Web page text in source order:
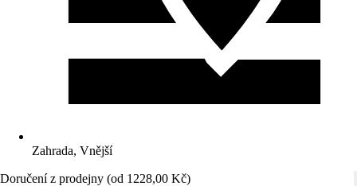
Zahrada, Vnější
Doručení z prodejny (od 1228,00 Kč)